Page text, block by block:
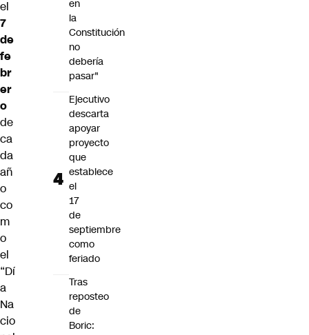
el
7
de
fe
br
er
o
de
ca
da
añ
o
co
m
o
el
“Dí
a
Na
cio
en
la
Constitución
no
debería
pasar"
Ejecutivo
descarta
apoyar
proyecto
que
establece
el
17
de
septiembre
como
feriado
Tras
reposteo
de
Boric: